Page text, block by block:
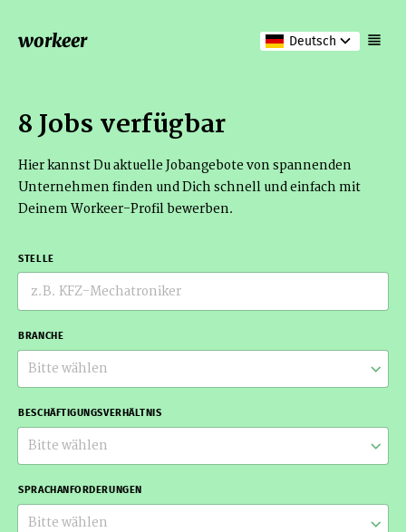
workeer Deutsch
8 Jobs verfügbar
Hier kannst Du aktuelle Jobangebote von spannenden
Unternehmen finden und Dich schnell und einfach mit
Deinem Workeer-Profil bewerben.
STELLE
BRANCHE
Bitte wählen
BESCHÄFTIGUNGSVERHÄLTNIS
Bitte wählen
SPRACHANFORDERUNGEN
Bitte wählen